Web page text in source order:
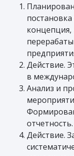
концепция,
Действие.
в
Анализ и
отчетность.
Действие.